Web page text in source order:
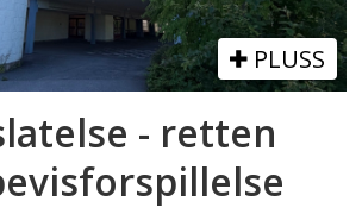
PLUSS
- retten